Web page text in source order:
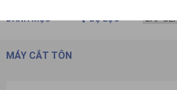
DANH MỤC BỘ LỌC
MÁY CẮT TÔN